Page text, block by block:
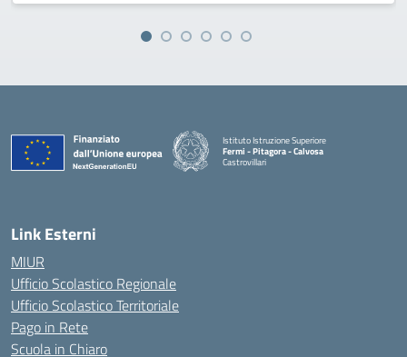
Istituto Istruzione Superiore
Fermi - Pitagora - Calvosa
Castrovillari
Link Esterni
MIUR
Ufficio Scolastico Regionale
Ufficio Scolastico Territoriale
Pago in Rete
Scuola in Chiaro